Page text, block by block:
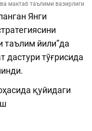
мактаб таълими вазирлиги
Янги
таълим йили”да
дастури тўғрисида
қуйидаги